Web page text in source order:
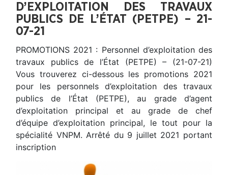
D’EXPLOITATION DES TRAVAUX
PUBLICS DE L’ÉTAT (PETPE) – 21-
07-21
PROMOTIONS 2021 : Personnel d’exploitation des
travaux publics de l’État (PETPE) – (21-07-21)
Vous trouverez ci-dessous les promotions 2021
pour les personnels d’exploitation des travaux
publics de l’État (PETPE), au grade d’agent
d’exploitation principal et au grade de chef
d’équipe d’exploitation principal, le tout pour la
spécialité VNPM. Arrêté du 9 juillet 2021 portant
inscription